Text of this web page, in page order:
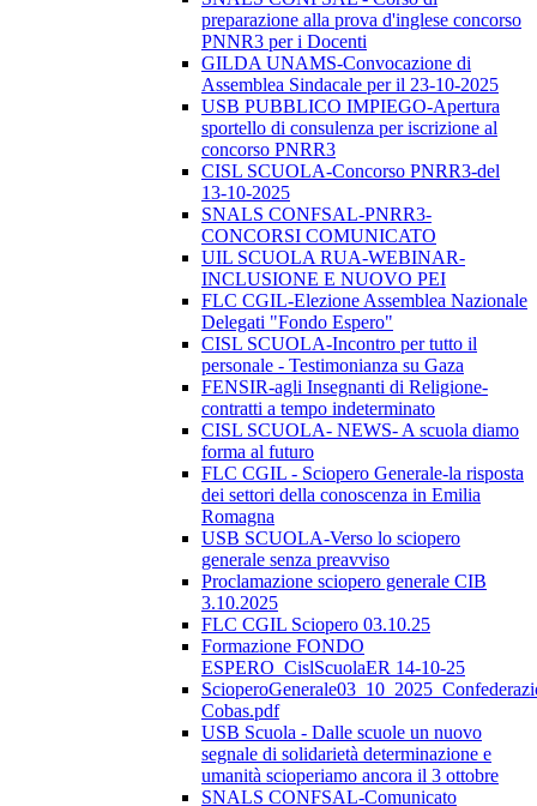
preparazione alla prova d'inglese concorso
PNNR3 per i Docenti
GILDA UNAMS-Convocazione di
Assemblea Sindacale per il 23-10-2025
USB PUBBLICO IMPIEGO-Apertura
sportello di consulenza per iscrizione al
concorso PNRR3
CISL SCUOLA-Concorso PNRR3-del
13-10-2025
SNALS CONFSAL-PNRR3-
CONCORSI COMUNICATO
UIL SCUOLA RUA-WEBINAR-
INCLUSIONE E NUOVO PEI
FLC CGIL-Elezione Assemblea Nazionale
Delegati "Fondo Espero"
CISL SCUOLA-Incontro per tutto il
personale - Testimonianza su Gaza
FENSIR-agli Insegnanti di Religione-
contratti a tempo indeterminato
CISL SCUOLA- NEWS- A scuola diamo
forma al futuro
FLC CGIL - Sciopero Generale-la risposta
dei settori della conoscenza in Emilia
Romagna
USB SCUOLA-Verso lo sciopero
generale senza preavviso
Proclamazione sciopero generale CIB
3.10.2025
FLC CGIL Sciopero 03.10.25
Formazione FONDO
ESPERO_CislScuolaER 14-10-25
Cobas.pdf
USB Scuola - Dalle scuole un nuovo
segnale di solidarietà determinazione e
umanità scioperiamo ancora il 3 ottobre
SNALS CONFSAL-Comunicato